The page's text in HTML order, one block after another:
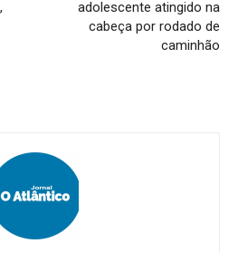
adolescente atingido na
cabeça por rodado de
caminhão